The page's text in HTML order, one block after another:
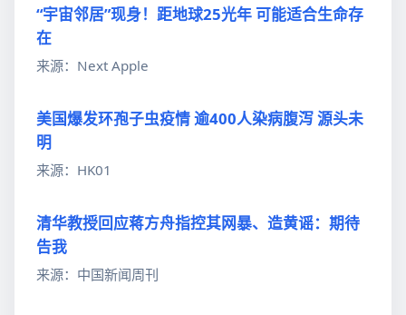
“宇宙邻居”现身！距地球25光年 可能适合生命存
在
来源：Next Apple
美国爆发环孢子虫疫情 逾400人染病腹泻 源头未
明
来源：HK01
清华教授回应蒋方舟指控其网暴、造黄谣：期待
告我
来源：中国新闻周刊